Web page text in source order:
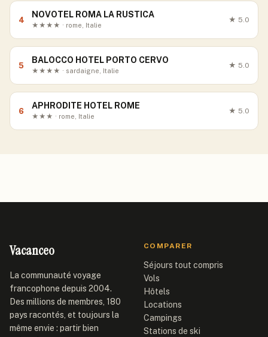
4
NOVOTEL ROMA LA RUSTICA
★★★★ · rome, Italie
★ 5.0
5
BALOCCO HOTEL PORTO CERVO
★★★★ · sardaigne, Italie
★ 5.0
6
APHRODITE HOTEL ROME
★★★ · rome, Italie
★ 5.0
Vacanceo
La communauté voyage
francophone depuis 2004.
Des millions de membres, 180
pays racontés, et toujours la
même envie : partir bien
COMPARER
Séjours tout compris
Vols
Hôtels
Locations
Campings
Stations de ski